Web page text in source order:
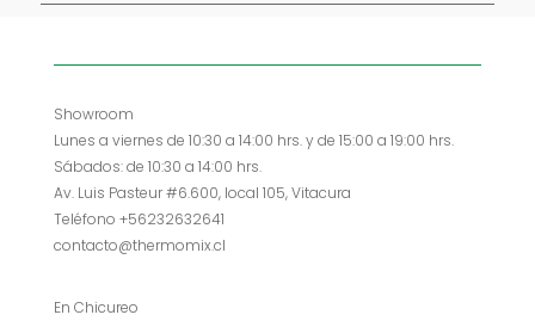
Showroom
Lunes a viernes de 10:30 a 14:00 hrs. y de 15:00 a 19:00 hrs.
Sábados: de 10:30 a 14:00 hrs.
Av. Luis Pasteur #6.600, local 105, Vitacura
Teléfono +56232632641
contacto@thermomix.cl
En Chicureo